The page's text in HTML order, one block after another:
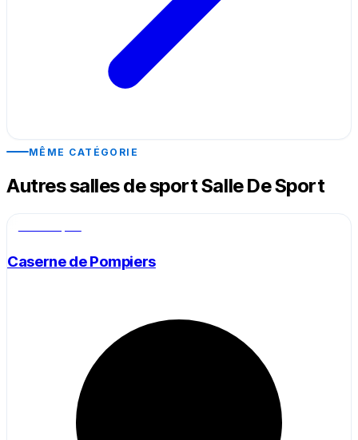
MÊME CATÉGORIE
Autres salles de sport Salle De Sport
Caserne de Pompiers